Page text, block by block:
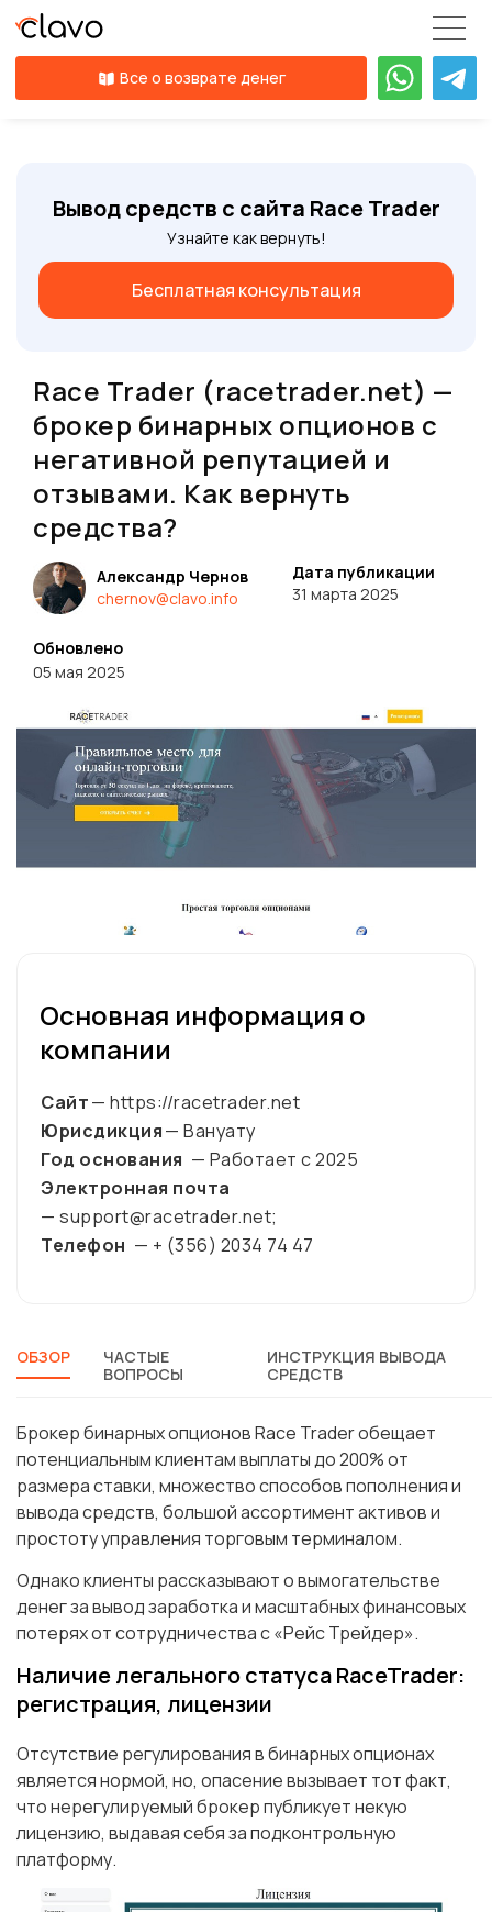
Все о возврате денег
Вывод средств с сайта Race Trader
Узнайте как вернуть!
Бесплатная консультация
Race Trader (racetrader.net) —
брокер бинарных опционов с
негативной репутацией и
отзывами. Как вернуть
средства?
Александр Чернов
chernov@clavo.info
Дата публикации
31 марта 2025
Обновлено
05 мая 2025
Основная информация о
компании
Сайт— https://racetrader.net
Юрисдикция— Вануату
Год основания — Работает с2025
Электронная почта
— support@racetrader.net;
Телефон — + (356) 2034 74 47
ОБЗОР
ЧАСТЫЕ
ВОПРОСЫ
ИНСТРУКЦИЯ ВЫВОДА
СРЕДСТВ
Брокер бинарных опционов Race Trader обещает
потенциальным клиентам выплаты до 200% от
размера ставки, множество способов пополнения и
вывода средств, большой ассортимент активов и
простоту управления торговым терминалом.
Однако клиенты рассказывают о вымогательстве
денег за вывод заработка и масштабных финансовых
потерях от сотрудничества с «Рейс Трейдер».
Наличие легального статуса RaceTrader:
регистрация, лицензии
Отсутствие регулирования в бинарных опционах
является нормой, но, опасение вызывает тот факт,
что нерегулируемый брокер публикует некую
лицензию, выдавая себя за подконтрольную
платформу.